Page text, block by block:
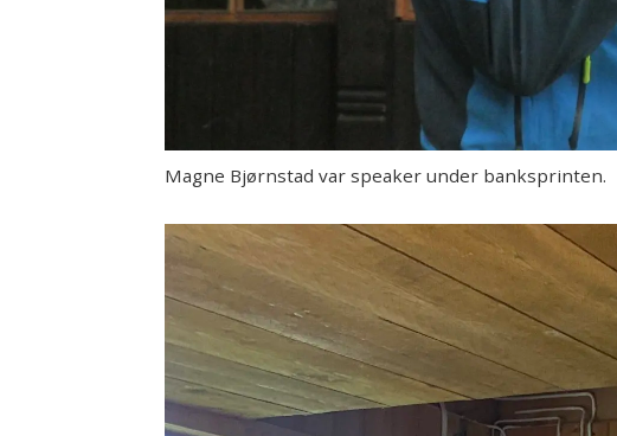
Magne Bjørnstad var speaker under banksprinten.